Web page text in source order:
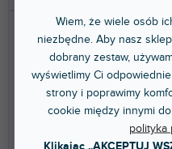
Wiem, że wiele osób
niezbędne. Aby nasz
dobrany zestaw,
wyświetlimy Ci
strony i poprawimy
cookie między innymi
polityka
Klikając „AKCEPTUJ